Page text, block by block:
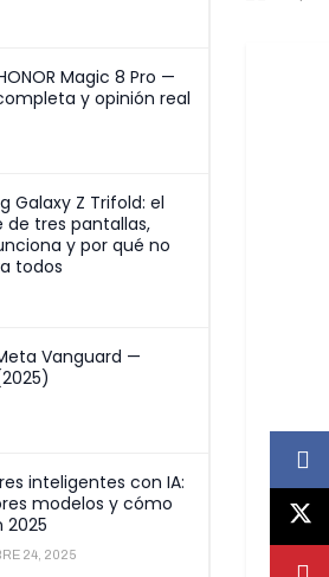
Magic 8 Pro —
y opinión real
Galaxy Z Trifold: el
de tres pantallas,
y por qué no
todos
Vanguard —
inteligentes con IA:
modelos y cómo
2025
24, 2025